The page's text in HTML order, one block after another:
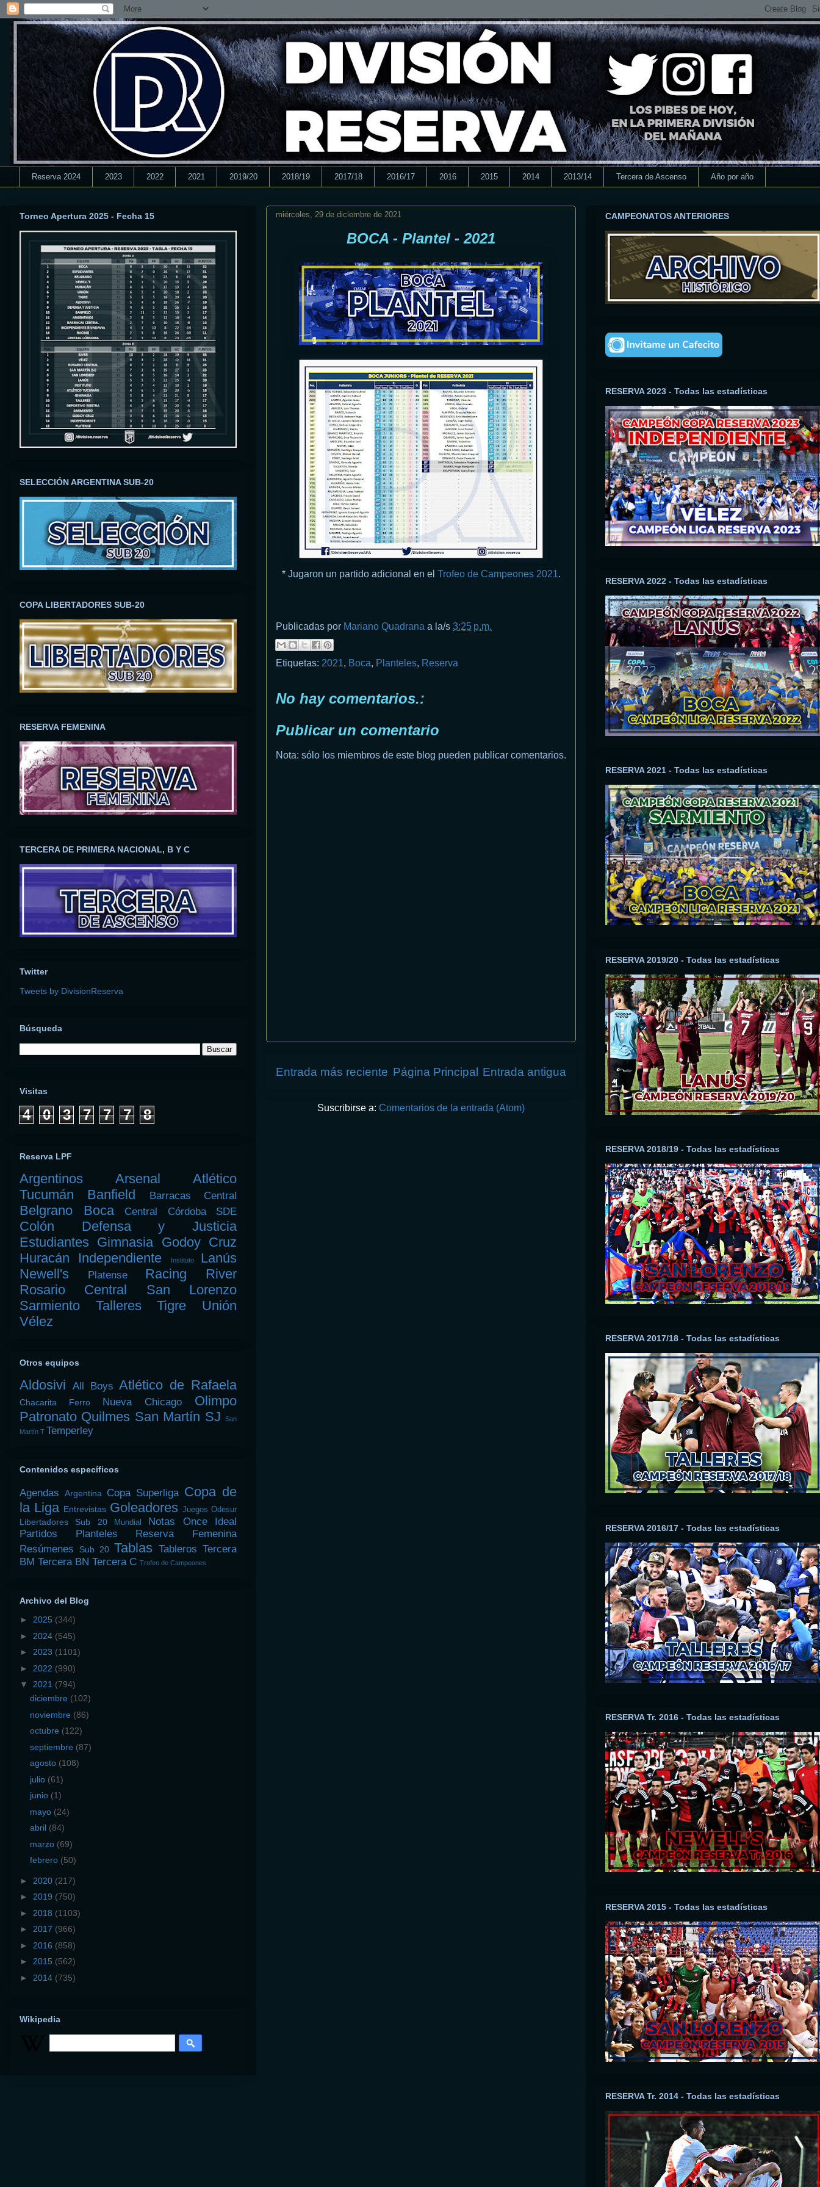
Reserva 2024 2023 2022 2021 2019/20 2018/19 2017/18 2016/17 2016 2015 2014 2013/14 Tercera de Ascenso Año por año
miércoles, 29 de diciembre de 2021
BOCA - Plantel - 2021
* Jugaron un partido adicional en el Trofeo de Campeones 2021.
Publicadas por Mariano Quadrana a la/s 3:25 p.m.
Etiquetas: 2021, Boca, Planteles, Reserva
No hay comentarios.:
Publicar un comentario
Nota: sólo los miembros de este blog pueden publicar comentarios.
Entrada más reciente Entrada antigua
Página Principal
Suscribirse a: Comentarios de la entrada (Atom)
Torneo Apertura 2025 - Fecha 15
SELECCIÓN ARGENTINA SUB-20
COPA LIBERTADORES SUB-20
RESERVA FEMENINA
TERCERA DE PRIMERA NACIONAL, B Y C
Twitter
Tweets by DivisionReserva
Búsqueda
Visitas
4 0 3 7 7 7 8
Reserva LPF
Argentinos Arsenal
Atlético
Tucumán
Banfield Barracas Central
Belgrano Boca Central Córdoba SDE
Colón
Defensa y Justicia
Estudiantes Gimnasia Godoy Cruz
Huracán
Independiente Instituto
Lanús
Newell's
Platense Racing
River
Rosario Central
San Lorenzo
Sarmiento
Talleres Tigre
Unión
Vélez
Otros equipos
Aldosivi All Boys Atlético de Rafaela
Chacarita Ferro Nueva Chicago
Olimpo
Patronato Quilmes San Martín SJ
San
Martín T Temperley
Contenidos específicos
Agendas Argentina Copa Superliga Copa de
la Liga Entrevistas Goleadores Juegos Odesur
Libertadores Sub 20 Mundial Notas
Once Ideal
Partidos
Planteles
Reserva Femenina
Resúmenes
Sub 20 Tablas Tableros Tercera
BM Tercera BN Tercera C Trofeo de Campeones
Archivo del Blog
► 2025 (344)
► 2024 (545)
► 2023 (1101)
► 2022 (990)
▼ 2021 (794)
diciembre (102)
noviembre (86)
octubre (122)
septiembre (87)
agosto (108)
julio (61)
junio (1)
mayo (24)
abril (84)
marzo (69)
febrero (50)
► 2020 (217)
► 2019 (750)
► 2018 (1103)
► 2017 (966)
► 2016 (858)
► 2015 (562)
► 2014 (735)
Wikipedia
CAMPEONATOS ANTERIORES
RESERVA 2023 - Todas las estadísticas
RESERVA 2022 - Todas las estadísticas
RESERVA 2021 - Todas las estadísticas
RESERVA 2019/20 - Todas las estadísticas
RESERVA 2018/19 - Todas las estadísticas
RESERVA 2017/18 - Todas las estadísticas
RESERVA 2016/17 - Todas las estadísticas
RESERVA Tr. 2016 - Todas las estadísticas
RESERVA 2015 - Todas las estadísticas
RESERVA Tr. 2014 - Todas las estadísticas